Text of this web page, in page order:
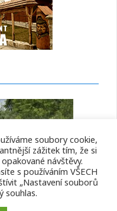
soubory cookie,
zážitek tím, že si
návštěvy.
s používáním VŠECH
„Nastavení souborů
souhlas.